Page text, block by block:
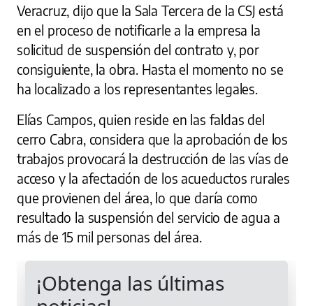
Veracruz, dijo que la Sala Tercera de la CSJ está
en el proceso de notificarle a la empresa la
solicitud de suspensión del contrato y, por
consiguiente, la obra. Hasta el momento no se
ha localizado a los representantes legales.
Elías Campos, quien reside en las faldas del
cerro Cabra, considera que la aprobación de los
trabajos provocará la destrucción de las vías de
acceso y la afectación de los acueductos rurales
que provienen del área, lo que daría como
resultado la suspensión del servicio de agua a
más de 15 mil personas del área.